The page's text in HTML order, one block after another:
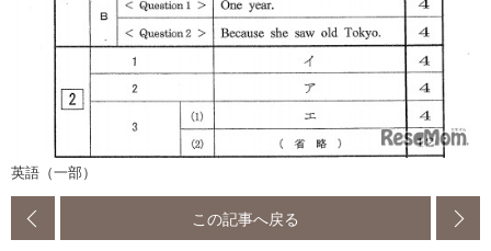
英語（一部）
この記事へ戻る